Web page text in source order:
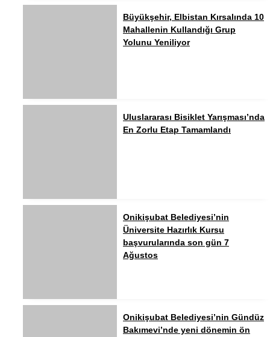
Büyükşehir, Elbistan Kırsalında 10
Mahallenin Kullandığı Grup
Yolunu Yeniliyor
Uluslararası Bisiklet Yarışması’nda
En Zorlu Etap Tamamlandı
Onikişubat Belediyesi’nin
Üniversite Hazırlık Kursu
başvurularında son gün 7
Ağustos
Onikişubat Belediyesi’nin Gündüz
Bakımevi’nde yeni dönemin ön